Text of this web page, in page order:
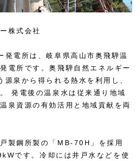
株式会社
発電所は、岐阜県高山市奥飛騨温
電所です。奥飛騨自然エネルギー
源泉から得られる熱水を利用し、
発電後の温泉水は従来通り地域
泉資源の有効活用と地域貢献を両
製鋼所製の「MB-70H」を採用
です。冷却には井戸水などを使